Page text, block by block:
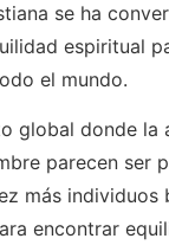
se ha
espiritual
el mundo.
global donde la
parecen ser
más individuos
encontrar